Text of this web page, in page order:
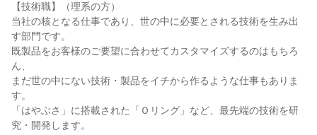
【技術職】（理系の方）
当社の核となる仕事であり、世の中に必要とされる技術を生み出
す部門です。
既製品をお客様のご要望に合わせてカスタマイズするのはもちろ
ん、
まだ世の中にない技術・製品をイチから作るような仕事もありま
す。
「はやぶさ」に搭載された「Ｏリング」など、最先端の技術を研
究・開発します。